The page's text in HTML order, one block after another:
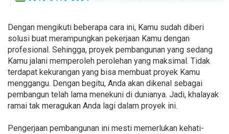
Dengan mengikuti beberapa cara ini, Kamu sudah diberi
solusi buat merampungkan pekerjaan Kamu dengan
profesional. Sehingga, proyek pembangunan yang sedang
Kamu jalani memperoleh perolehan yang maksimal. Tidak
terdapat kekurangan yang bisa membuat proyek Kamu
menggangu. Dengan begitu, Anda akan dikenal sebagai
pembangun telah lama menekuni di dunianya. Jadi, khalayak
ramai tak meragukan Anda lagi dalam proyek ini.
Pengerjaan pembangunan ini mesti memerlukan kehati-